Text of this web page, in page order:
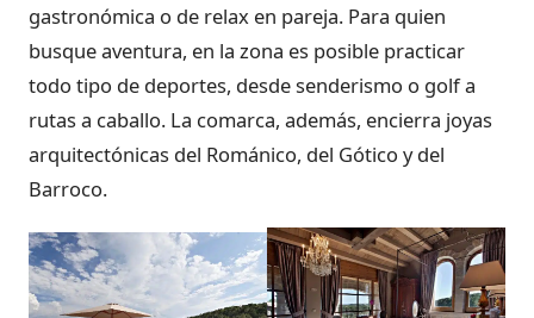
gastronómica o de relax en pareja. Para quien
busque aventura, en la zona es posible practicar
todo tipo de deportes, desde senderismo o golf a
rutas a caballo. La comarca, además, encierra joyas
arquitectónicas del Románico, del Gótico y del
Barroco.